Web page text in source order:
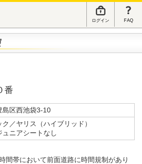
ログイン FAQ
番
島区西池袋3-10
／ヤリス（ハイブリッド）
ュニアシートなし
間帯において前面道路に時間規制があり